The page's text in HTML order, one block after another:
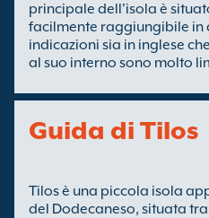
principale dell'isola è
facilmente raggiungibile in
indicazioni sia in inglese
al suo interno sono molto
Guida di Tilos
Tilos è una piccola isola
del Dodecaneso, situata tra